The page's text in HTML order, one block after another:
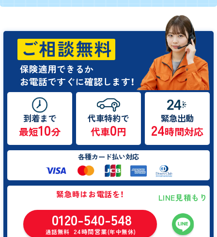
ご相談無料
保険適用できるか
お電話ですぐに確認します！
到着まで
最短10分
代車特約で
代車0円
緊急出動
24時間対応
各種カード払い対応
緊急時はお電話を！
0120-540-548
通話無料 24時間営業(年中無休)
LINE見積もり